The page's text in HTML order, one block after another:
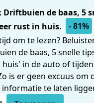
Driftbuien de baas, 5
rust in huis.
- 81%
om te lezen?
de baas, 5 snelle
in de auto of
is er geen excuus om
te laten